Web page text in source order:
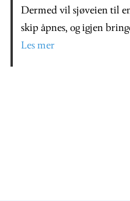
Dermed vil sjøveien til
skip åpnes, og igjen
Les mer